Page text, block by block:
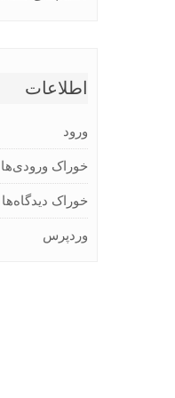
اطلاعات
ورود
خوراک ورودی‌ها
خوراک دیدگاه‌ها
وردپرس